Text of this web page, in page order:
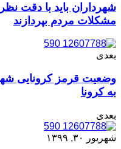
شهرداران باید با دقت
مشکلات مردم بپردازند
بعدی
وضعیت قرمز کرونایی شهر
به کرونا
بعدی
شهریور ۳۰, ۱۳۹۹